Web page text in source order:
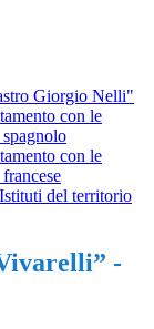
Giorgio Nelli"
con le
con le
del territorio
-